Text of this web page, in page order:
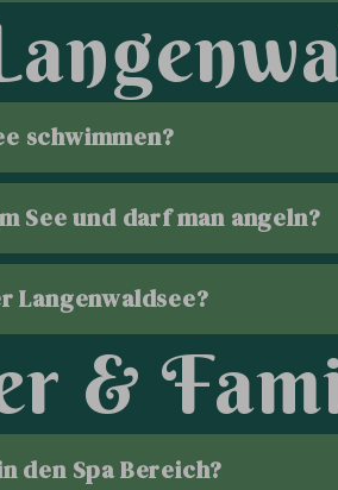
angenw
schwimmen?
See und darf man angeln?
Langenwaldsee?
r & Fam
den Spa Bereich?